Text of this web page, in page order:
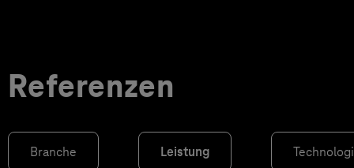
Referenzen
Branche Leistung